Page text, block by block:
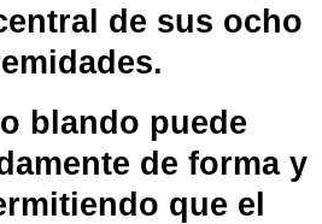
de sus ocho
blando puede
de forma y
que el